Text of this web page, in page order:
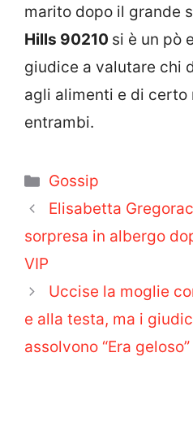
marito dopo il grande
Hills 90210 si è un pò
giudice a valutare chi
agli alimenti e di certo
entrambi.
Categorie
Gossip
Elisabetta
sorpresa in albergo
VIP
Uccise la moglie
e alla testa, ma i
assolvono “Era geloso”